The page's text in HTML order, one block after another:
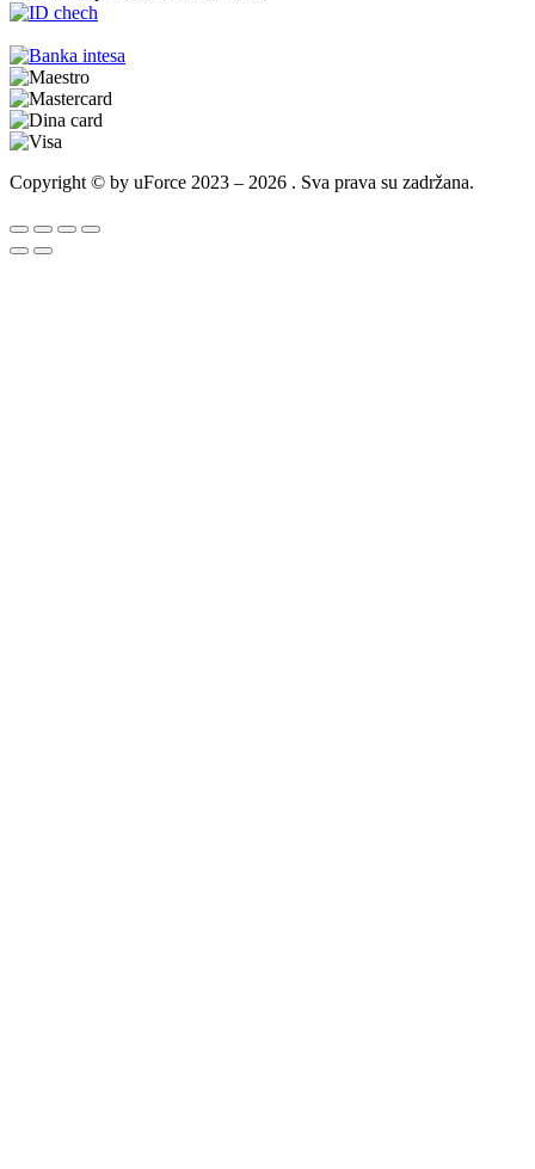
Copyright © by uForce 2023 – 2026 . Sva prava su zadržana.